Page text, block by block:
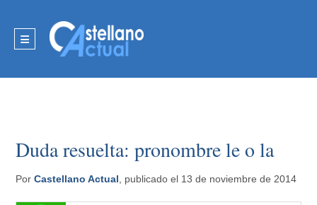
Duda resuelta: pronombre le o la
PorCastellano Actual , publicado el 13 de noviembre de 2014